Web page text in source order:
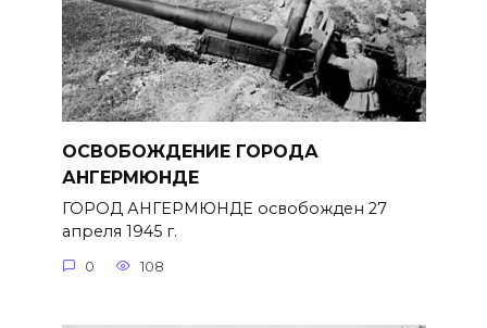
ОСВОБОЖДЕНИЕ ГОРОДА
АНГЕРМЮНДЕ
ГОРОД АНГЕРМЮНДЕ освобожден 27
апреля 1945 г.
0 108